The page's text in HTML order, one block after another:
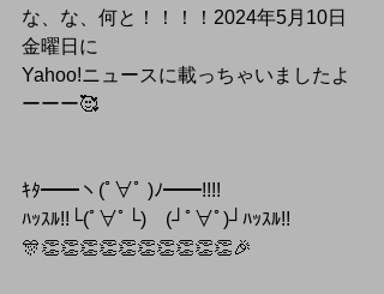
な、な、何と！！！！2024年5月10日
金曜日に
Yahoo!ニュースに載っちゃいましたよ
ーーー🥰
ｷﾀ━━ヽ(ﾟ∀ﾟ )ﾉ━━!!!!
ﾊｯｽﾙ!!└(ﾟ∀ﾟ└)　(┘ﾟ∀ﾟ)┘ﾊｯｽﾙ!!
🎊👏👏👏👏👏👏👏👏👏👏🎉